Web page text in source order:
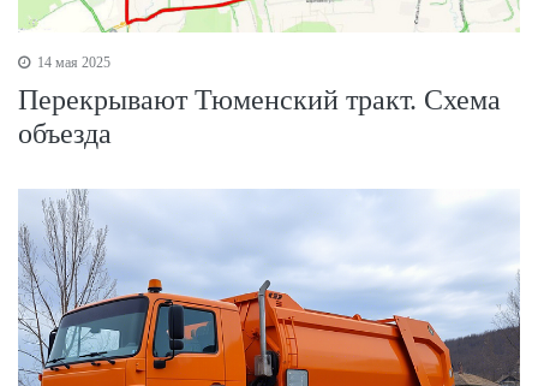
14 мая 2025
Перекрывают Тюменский тракт. Схема
объезда